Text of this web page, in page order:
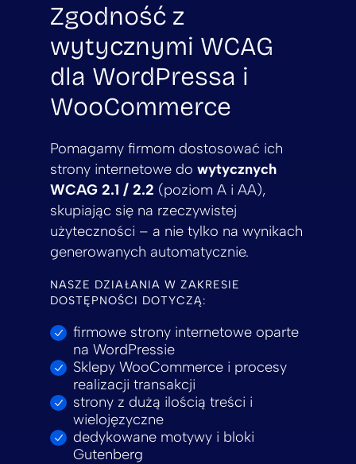
Zgodność z
wytycznymi WCAG
dla WordPressa i
WooCommerce
Pomagamy firmom dostosować ich
strony internetowe do wytycznych
WCAG 2.1 / 2.2 (poziom A i AA),
skupiając się na rzeczywistej
użyteczności – a nie tylko na wynikach
generowanych automatycznie.
NASZE DZIAŁANIA W ZAKRESIE
DOSTĘPNOŚCI DOTYCZĄ:
firmowe strony internetowe oparte
na WordPressie
Sklepy WooCommerce i procesy
realizacji transakcji
strony z dużą ilością treści i
wielojęzyczne
dedykowane motywy i bloki
Gutenberg